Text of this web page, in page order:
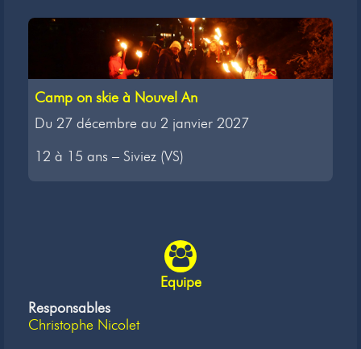
Camp on skie à Nouvel An
Du 27 décembre au 2 janvier 2027
12 à 15 ans – Siviez (VS)
Equipe
Responsables
Christophe Nicolet